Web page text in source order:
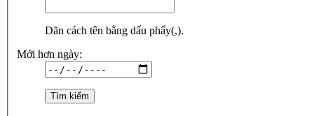
Dãn cách tên bằng dấu phẩy(,).
Mới hơn ngày: